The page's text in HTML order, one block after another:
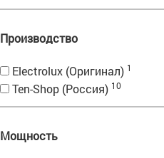
Производство
Electrolux (Оригинал) 1
Ten-Shop (Россия) 10
Мощность